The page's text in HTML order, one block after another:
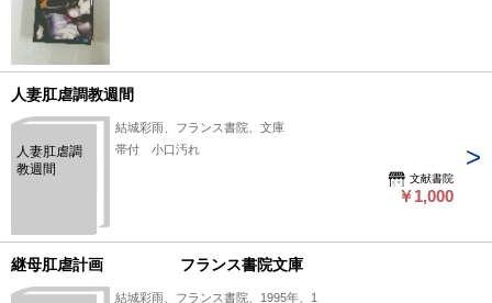
人妻肛虐調教週間
人妻肛虐調
教週間
結城彩雨、フランス書院、文庫
帯付 小口汚れ
文献書院
￥1,000
継母肛虐計画 フランス書院文庫
結城彩雨、フランス書院、1995年、1